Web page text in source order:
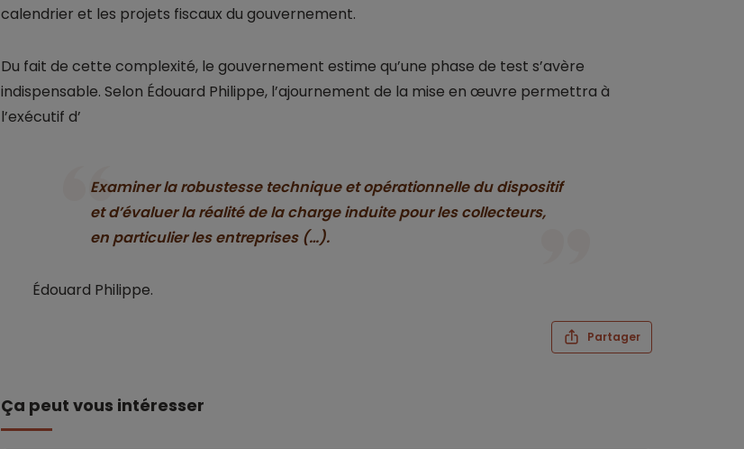
calendrier et les projets fiscaux du gouvernement.
Du fait de cette complexité, le gouvernement estime qu’une phase de test s’avère
indispensable. Selon Édouard Philippe, l’ajournement de la mise en œuvre permettra à
l’exécutif d’
Examiner la robustesse technique et opérationnelle du dispositif
et d’évaluer la réalité de la charge induite pour les collecteurs,
en particulier les entreprises (…).
Édouard Philippe.
Partager
Ça peut vous intéresser